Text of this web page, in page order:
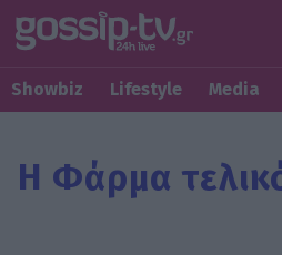
Showbiz Lifestyle Media
Η Φάρμα